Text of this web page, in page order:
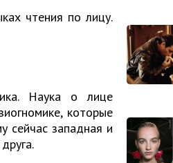
чтения по лицу.
Наука о лице
которые
сейчас западная и